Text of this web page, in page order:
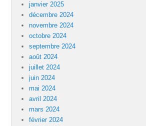
janvier 2025
décembre 2024
novembre 2024
octobre 2024
septembre 2024
août 2024
juillet 2024
juin 2024
mai 2024
avril 2024
mars 2024
février 2024